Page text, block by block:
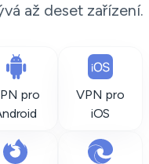
až deset zařízení.
pro
VPN pro
iOS